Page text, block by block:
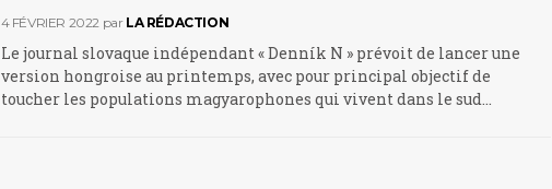
4 FÉVRIER 2022 par LA RÉDACTION
Le journal slovaque indépendant « Denník N » prévoit de lancer une
version hongroise au printemps, avec pour principal objectif de
toucher les populations magyarophones qui vivent dans le sud…